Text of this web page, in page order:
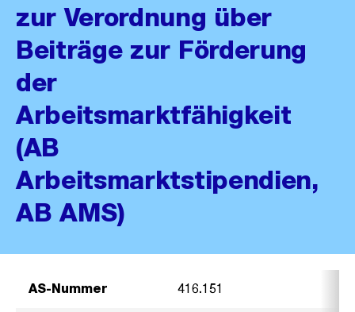
zur Verordnung über
Beiträge zur Förderung
der
Arbeitsmarktfähigkeit
(AB
Arbeitsmarktstipendien,
AB AMS)
AS-Nummer 416.151